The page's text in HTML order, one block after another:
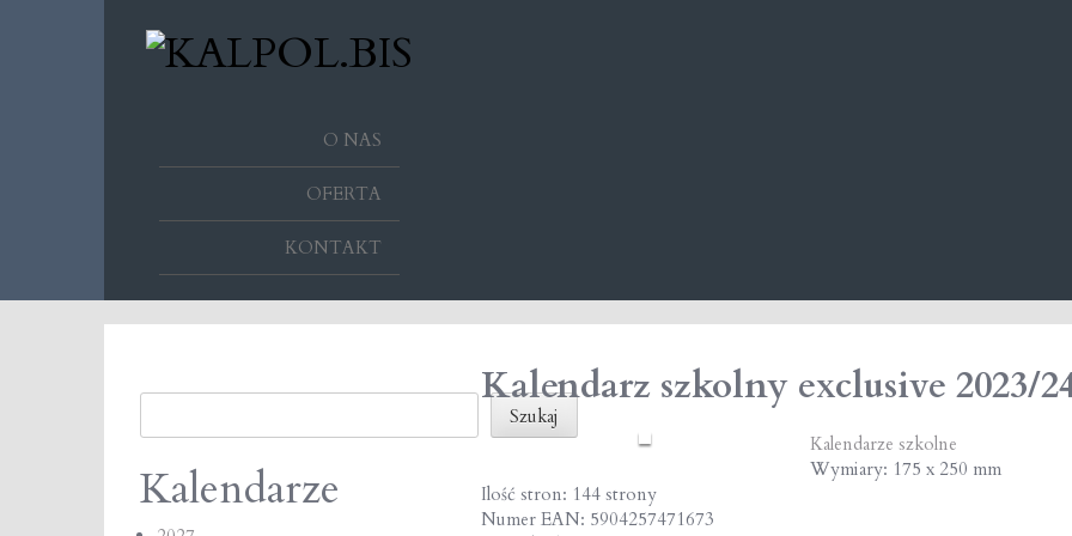
O NAS
OFERTA
KONTAKT
Szukaj
Kalendarze
Kalendarz szkolny exclusive 2023/
Kalendarze szkolne
Wymiary: 175 x 250 mm
Ilość stron: 144 strony
Numer EAN: 5904257471673